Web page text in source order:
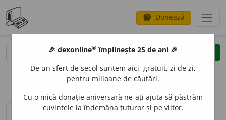
savings Donează
clear
opțiuni
definiții (1)
🎉 dexonline® împlinește 25 de ani 🎉
De un sfert de secol suntem aici, gratuit, zi de zi,
pentru milioane de căutări.
Cu o mică donație aniversară ne-ați ajuta să păstrăm
cuvintele la îndemâna tuturor și pe viitor.